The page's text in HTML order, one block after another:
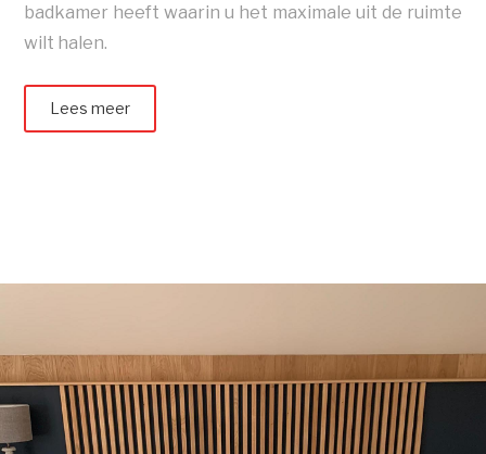
badkamer heeft waarin u het maximale uit de ruimte
wilt halen.
Lees meer